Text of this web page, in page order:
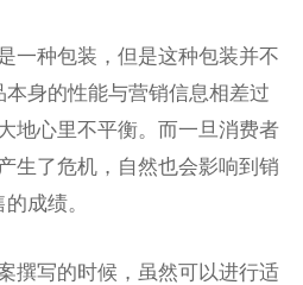
一种包装，但是这种包装并不
身的性能与营销信息相差过
地心里不平衡。而一旦消费者
生了危机，自然也会影响到销
的成绩。
撰写的时候，虽然可以进行适